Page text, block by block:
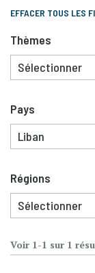
Voir 1-1 sur 1
EFFACER TOUS LES
Thèmes
Pays
Régions